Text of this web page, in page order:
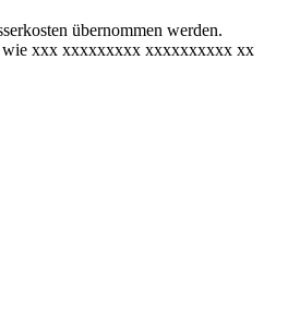
übernommen werden.
wie xxx xxxxxxxxx xxxxxxxxxx xx